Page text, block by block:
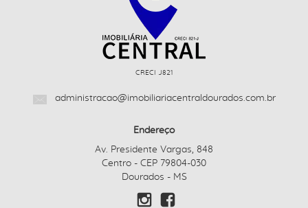
CRECI J821
administracao@imobiliariacentraldourados.com.br
Endereço
Av. Presidente Vargas, 848
Centro - CEP 79804-030
Dourados - MS